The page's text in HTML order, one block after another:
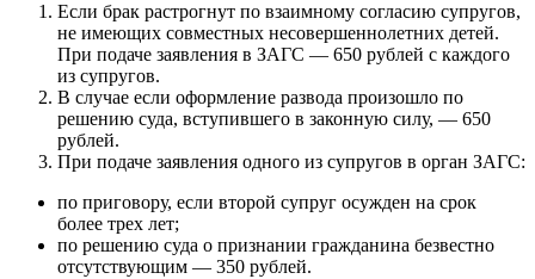
Если брак растрогнут по взаимному согласию супругов,
не имеющих совместных несовершеннолетних детей.
При подаче заявления в ЗАГС — 650 рублей с каждого
из супругов.
В случае если оформление развода произошло по
решению суда, вступившего в законную силу, — 650
рублей.
При подаче заявления одного из супругов в орган ЗАГС:
по приговору, если второй супруг осужден на срок
более трех лет;
по решению суда о признании гражданина безвестно
отсутствующим — 350 рублей.